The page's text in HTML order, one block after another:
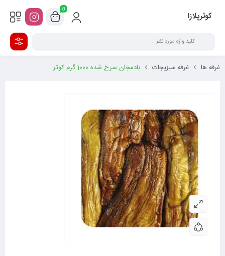
کوثرپلازا
0
غرفه ها غرفه سبزيجات بادمجان سرخ شده 1000 گرم کوثر